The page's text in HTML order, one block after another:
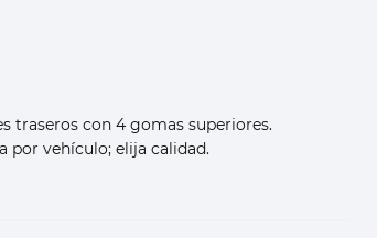
traseros con 4 gomas superiores.
por vehículo; elija calidad.